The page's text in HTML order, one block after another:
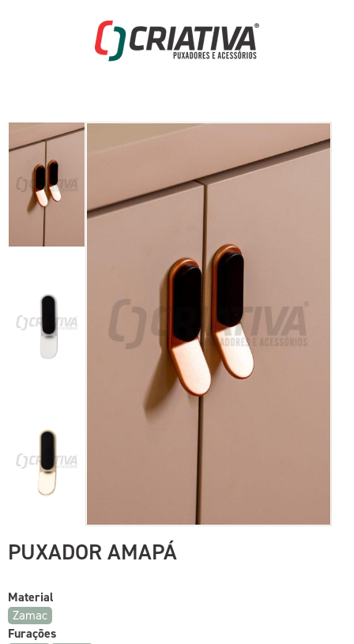
PUXADOR AMAPÁ
Material
Zamac
Furações